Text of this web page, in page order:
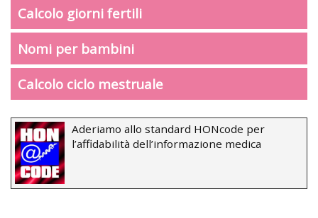
Calcolo giorni fertili
Nomi per bambini
Calcolo ciclo mestruale
Aderiamo allo standard HONcode per
l’affidabilità dell’informazione medica